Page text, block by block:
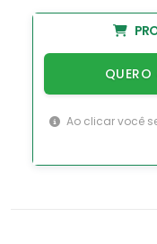
QUERO
Ao clicar você